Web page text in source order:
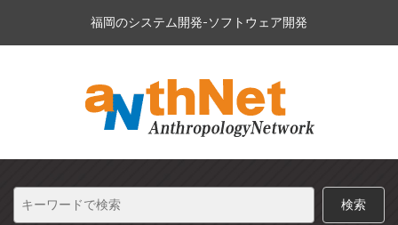
福岡のシステム開発-ソフトウェア開発